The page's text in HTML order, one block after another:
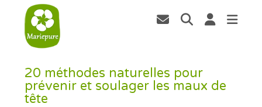
20 méthodes naturelles pour
prévenir et soulager les maux de
tête